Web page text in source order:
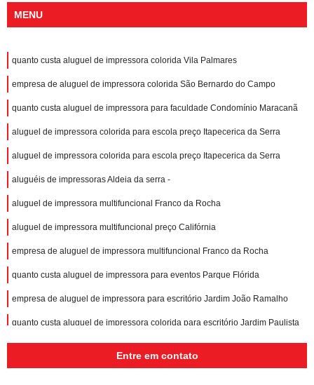
MENU
quanto custa aluguel de impressora colorida Vila Palmares
empresa de aluguel de impressora colorida São Bernardo do Campo
quanto custa aluguel de impressora para faculdade Condomínio Maracanã
aluguel de impressora colorida para escola preço Itapecerica da Serra
aluguel de impressora colorida para escola preço Itapecerica da Serra
aluguéis de impressoras Aldeia da serra -
aluguel de impressora multifuncional Franco da Rocha
aluguel de impressora multifuncional preço Califórnia
empresa de aluguel de impressora multifuncional Franco da Rocha
quanto custa aluguel de impressora para eventos Parque Flórida
empresa de aluguel de impressora para escritório Jardim João Ramalho
quanto custa aluguel de impressora colorida para escritório Jardim Paulista
aluguel de impressora colorida para escritório Vila Helena
aluguel de impressora para eventos preço Cata Preta
Entre em contato